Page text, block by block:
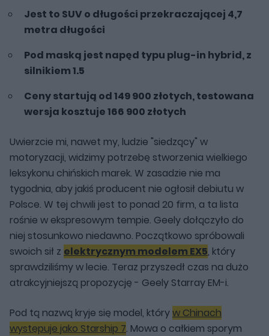
Jest to SUV o długości przekraczającej 4,7
metra długości
Pod maską jest napęd typu plug-in hybrid, z
silnikiem 1.5
Ceny startują od 149 900 złotych, testowana
wersja kosztuje 166 900 złotych
Uwierzcie mi, nawet my, ludzie "siedzący" w
motoryzacji, widzimy potrzebę stworzenia wielkiego
leksykonu chińskich marek. W zasadzie nie ma
tygodnia, aby jakiś producent nie ogłosił debiutu w
Polsce. W tej chwili jest to ponad 20 firm, a ta lista
rośnie w ekspresowym tempie. Geely dołączyło do
niej stosunkowo niedawno. Początkowo spróbowali
swoich sił z elektrycznym modelem EX5, który
sprawdziliśmy w lecie. Teraz przyszedł czas na dużo
atrakcyjniejszą propozycję - Geely Starray EM-i.
Pod tą nazwą kryje się model, któryw Chinach
występuje jako Starship 7. Mowa o całkiem sporym